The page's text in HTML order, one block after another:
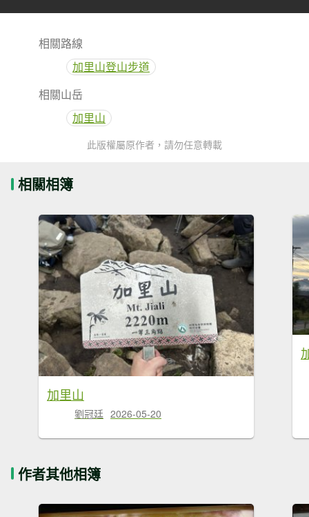
相關路線
加里山登山步道
相關山岳
加里山
此版權屬原作者，請勿任意轉載
相關相簿
加里山
劉冠廷 2026-05-20
作者其他相簿